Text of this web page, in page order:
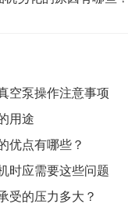
空泵操作注意事项
用途
优点有哪些？
时应需要这些问题
受的压力多大？